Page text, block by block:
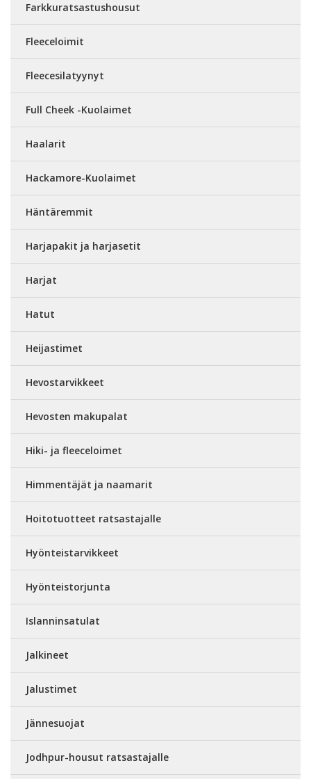
Farkkuratsastushousut
Fleeceloimit
Fleecesilatyynyt
Full Cheek -Kuolaimet
Haalarit
Hackamore-Kuolaimet
Häntäremmit
Harjapakit ja harjasetit
Harjat
Hatut
Heijastimet
Hevostarvikkeet
Hevosten makupalat
Hiki- ja fleeceloimet
Himmentäjät ja naamarit
Hoitotuotteet ratsastajalle
Hyönteistarvikkeet
Hyönteistorjunta
Islanninsatulat
Jalkineet
Jalustimet
Jännesuojat
Jodhpur-housut ratsastajalle